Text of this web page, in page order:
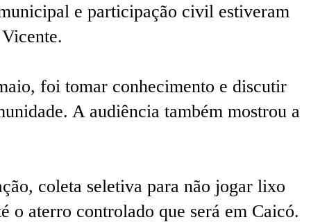
e participação civil estiveram
foi tomar conhecimento e discutir
A audiência também mostrou a
coleta seletiva para não jogar lixo
o aterro controlado que será em Caicó.